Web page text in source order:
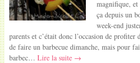
magnifique, et
ça depuis un
week-end
parents et c’était donc l’occasion de
de faire un barbecue dimanche, mais pour
barbec… Lire la suite →